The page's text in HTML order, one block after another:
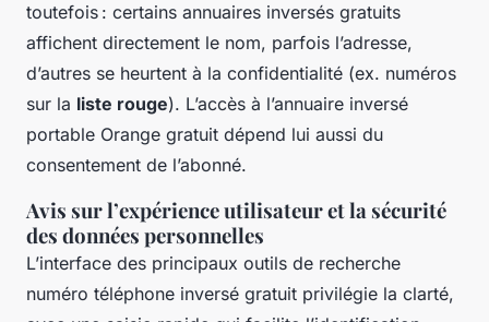
toutefois : certains annuaires inversés gratuits
affichent directement le nom, parfois l’adresse,
d’autres se heurtent à la confidentialité (ex. numéros
sur la liste rouge). L’accès à l’annuaire inversé
portable Orange gratuit dépend lui aussi du
consentement de l’abonné.
Avis sur l’expérience utilisateur et la sécurité
des données personnelles
L’interface des principaux outils de recherche
numéro téléphone inversé gratuit privilégie la clarté,